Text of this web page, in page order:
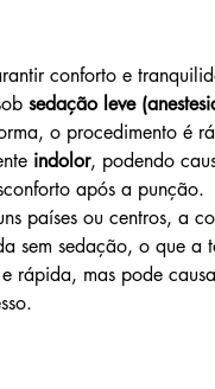
conforto e
sedação leve
o procedimento é
indolor, podendo
após a punção.
países ou centros, a
sem sedação, o que a
e rápida, mas pode